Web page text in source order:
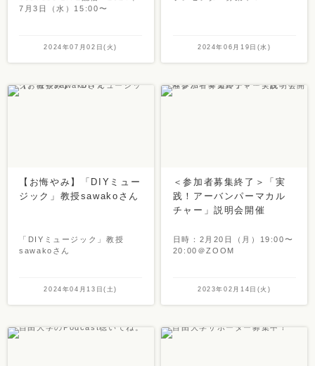
7月3日（水）15:00〜
2024年07月02日(火) 2024年06月19日(水)
【お悔やみ】「DIYミュー
ジック」教授sawakoさん
「DIYミュージック」教授
sawakoさん
2024年04月13日(土)
＜参加者募集終了＞「実
践！アーバンパーマカル
チャー」説明会開催
日時：2月20日（月）19:00〜
20:00＠ZOOM
2023年02月14日(火)